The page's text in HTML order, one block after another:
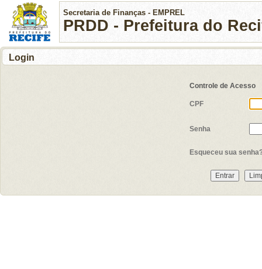
Secretaria de Finanças - EMPREL
PRDD - Prefeitura do
Login
Controle de Acesso
CPF
Senha
Esqueceu sua